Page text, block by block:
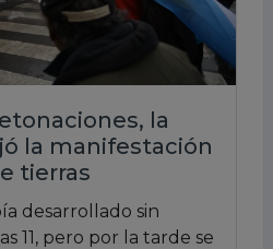
la
la manifestación
tierras
desarrollado sin
11, pero por la tarde se